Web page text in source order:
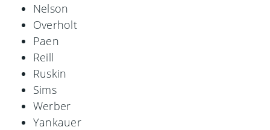
Nelson
Overholt
Paen
Reill
Ruskin
Sims
Werber
Yankauer